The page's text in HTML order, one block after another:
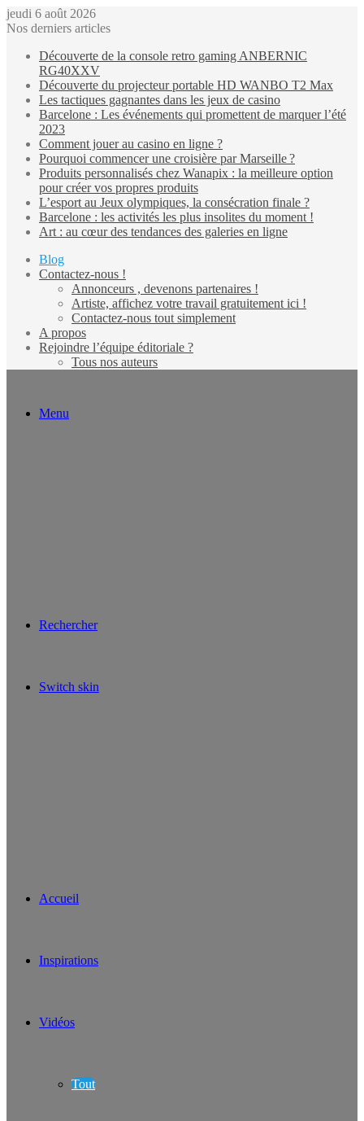
jeudi 6 août 2026
Nos derniers articles
Découverte de la console retro gaming ANBERNIC
RG40XXV
Découverte du projecteur portable HD WANBO T2 Max
Les tactiques gagnantes dans les jeux de casino
Barcelone : Les événements qui promettent de marquer l’été
2023
Comment jouer au casino en ligne ?
Pourquoi commencer une croisière par Marseille ?
Produits personnalisés chez Wanapix : la meilleure option
pour créer vos propres produits
L’esport au Jeux olympiques, la consécration finale ?
Barcelone : les activités les plus insolites du moment !
Art : au cœur des tendances des galeries en ligne
Blog
Contactez-nous !
Annonceurs , devenons partenaires !
Artiste, affichez votre travail gratuitement ici !
Contactez-nous tout simplement
A propos
Rejoindre l’équipe éditoriale ?
Tous nos auteurs
Menu
Rechercher
Switch skin
Accueil
Inspirations
Vidéos
Tout